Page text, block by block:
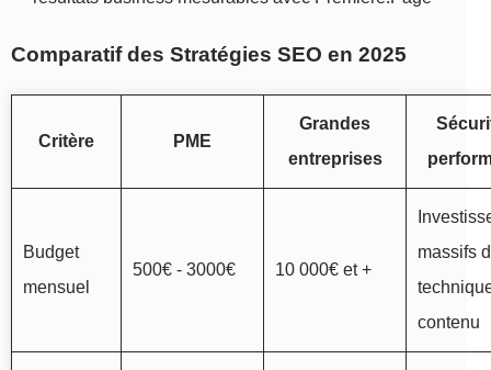
Comparatif des Stratégies SEO en 2025
Critère PME
Grandes
entreprises
Budget
mensuel
500€ - 3000€ 10 000€ et +
massifs
contenu